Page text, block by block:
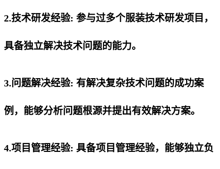
2.技术研发经验: 参与过多个服装技术研发项目，
具备独立解决技术问题的能力。
3.问题解决经验: 有解决复杂技术问题的成功案
例，能够分析问题根源并提出有效解决方案。
4.项目管理经验: 具备项目管理经验，能够独立负